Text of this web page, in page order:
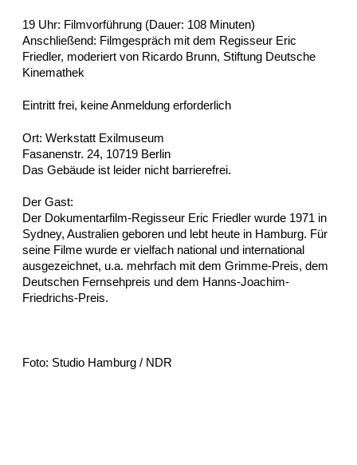
19 Uhr: Filmvorführung (Dauer: 108 Minuten)
Anschließend: Filmgespräch mit dem Regisseur Eric
Friedler, moderiert von Ricardo Brunn, Stiftung Deutsche
Kinemathek
Eintritt frei, keine Anmeldung erforderlich
Ort: Werkstatt Exilmuseum
Fasanenstr. 24, 10719 Berlin
Das Gebäude ist leider nicht barrierefrei.
Der Gast:
Der Dokumentarfilm-Regisseur Eric Friedler wurde 1971 in
Sydney, Australien geboren und lebt heute in Hamburg. Für
seine Filme wurde er vielfach national und international
ausgezeichnet, u.a. mehrfach mit dem Grimme-Preis, dem
Deutschen Fernsehpreis und dem Hanns-Joachim-
Friedrichs-Preis.
Foto: Studio Hamburg / NDR